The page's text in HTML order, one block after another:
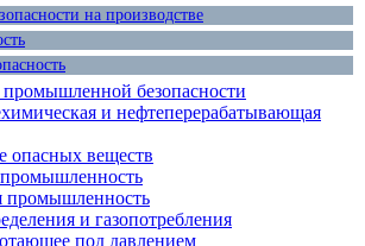
на производстве
безопасности
и нефтеперерабатывающая
опасных веществ
промышленность
и газопотребления
под давлением